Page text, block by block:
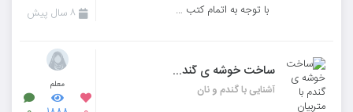
با توجه به اتمام کتب درسی برخی متربیان ،برنامه ی مرور و تثبیت نهایی دروس شروع گردیده است. ۸ سال پیش
ساخت خوشه ی گندم با متربیان
آشنایی با گندم و نان معلم